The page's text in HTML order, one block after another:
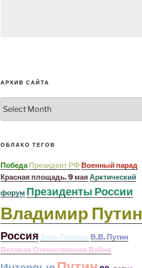
АРХИВ САЙТА
сайта
ОБЛАКО ТЕГОВ
Победа Президент РФ Военный парад
Красная площадь. 9 мая Арктический
форум Президенты России
Владимир Путин
Россия День Победы В.В. Путин
Великая Отечественная Война